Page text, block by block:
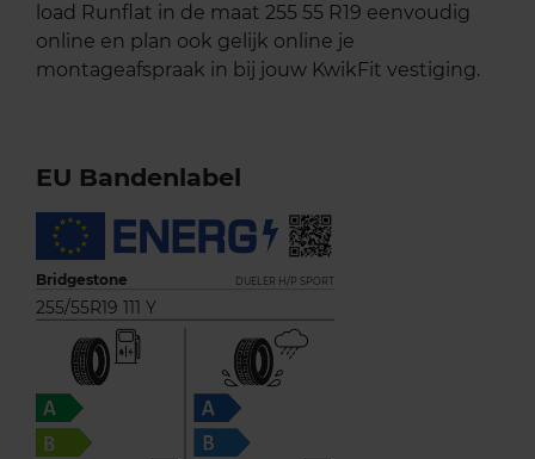
load Runflat in de maat 255 55 R19 eenvoudig
online en plan ook gelijk online je
montageafspraak in bij jouw KwikFit vestiging.
EU Bandenlabel
Bridgestone DUELER H/P SPORT
255/55R19 111 Y